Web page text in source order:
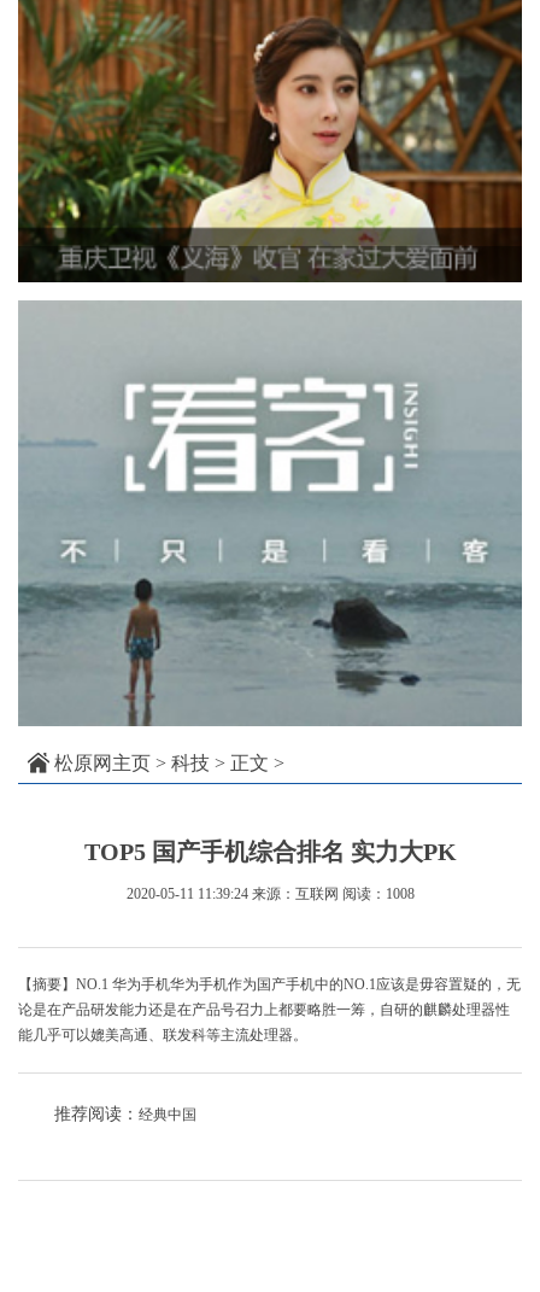
松原网主页 > 科技 > 正文 >
TOP5 国产手机综合排名 实力大PK
2020-05-11 11:39:24 来源：互联网 阅读：1008
【摘要】NO.1 华为手机华为手机作为国产手机中的NO.1应该是毋容置疑的，无
论是在产品研发能力还是在产品号召力上都要略胜一筹，自研的麒麟处理器性
能几乎可以媲美高通、联发科等主流处理器。
推荐阅读： 经典中国